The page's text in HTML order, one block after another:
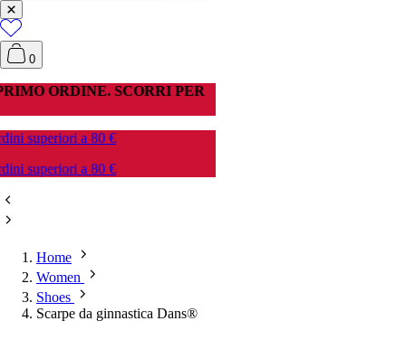
0
Home
Women
Shoes
Scarpe da ginnastica Dans®